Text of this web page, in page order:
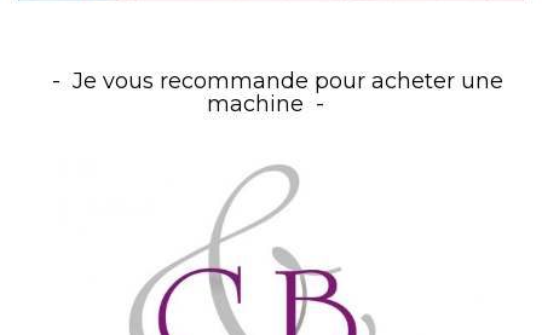
Je vous recommande pour acheter une
machine